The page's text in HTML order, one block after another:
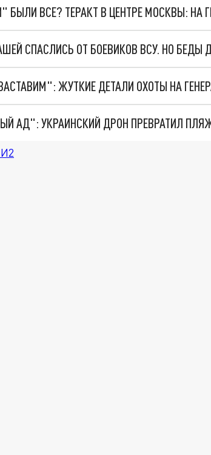
БЫЛИ ВСЕ? ТЕРАКТ В ЦЕНТРЕ МОСКВЫ:
СПАСЛИСЬ ОТ БОЕВИКОВ ВСУ. НО
АД": УКРАИНСКИЙ ДРОН ПРЕВРАТИЛ